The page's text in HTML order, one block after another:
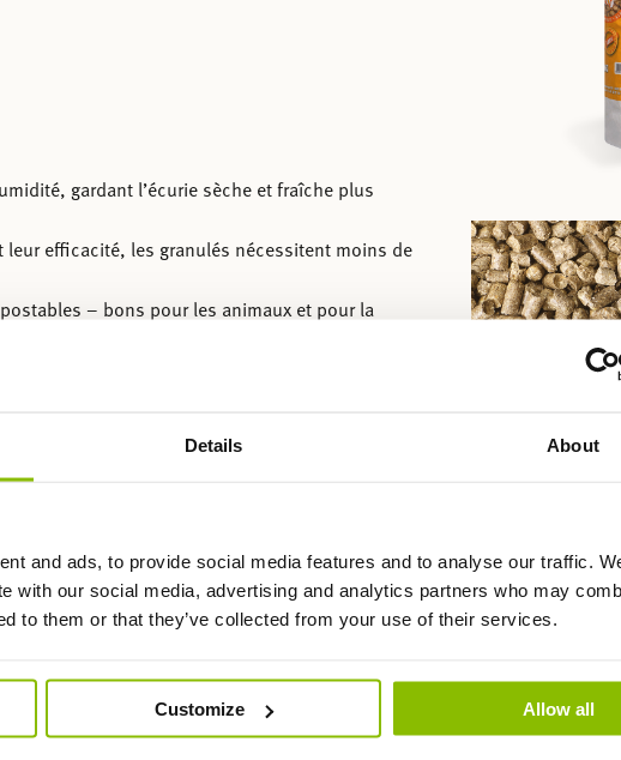
Details About
and ads, to provide social media features and to analyse our traffic.
with our social media, advertising and analytics partners who may
to them or that they’ve collected from your use of their services.
Customize Allow all
gardant l’écurie sèche et fraîche plus
leur efficacité, les granulés nécessitent moins de
– bons pour les animaux et pour la
de problèmes respiratoires ou d’allergies.
Afbeelding